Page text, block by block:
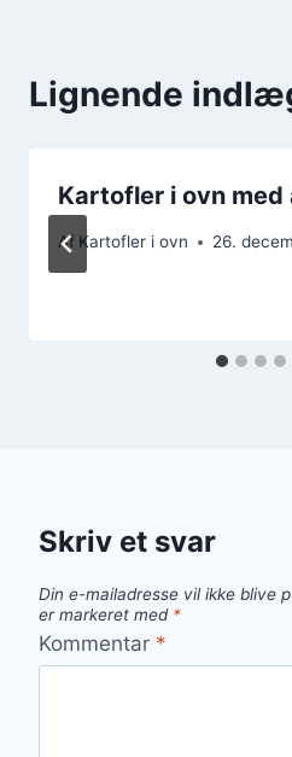
Lignende
Kartofler i ovn
Af Kartofler i ovn 26.
Skriv et svar
Din e-mailadresse vil ikke blive
er markeret med *
Kommentar *